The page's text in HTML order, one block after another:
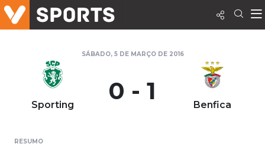
SÁBADO, 5 DE MARÇO DE 2016
Sporting 0 - 1 Benfica
RESUMO